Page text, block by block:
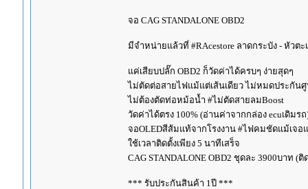
จอ CAG STANDALONE OBD2
มีจำหน่ายแล้วที่ #RAcestore ลาดกระบัง - หัวตะ
แค่เสียบปลั๊ก OBD2 ก็วัดค่าได้ครบๆ ง่ายสุดๆ
ไม่ตัดต่อสายไฟแม้แต่เส้นเดียว ไม่หมดประกัน
ไม่ต้องตัดท่อหม้อน้ำ #ไม่ตัดสายลมBoost
วัดค่าได้ตรง 100% (อ่านค่าจากกล่อง ecuเดิมรถ
จอOLEDสีส้มแท้จากโรงงาน #ไฟคมชัดแม้เจอ
ใช้เวลาติดตั้งเพียง 5 นาทีเสร็จ
CAG STANDALONE OBD2 ชุดละ 3900บาท (ติ
*** รับประกันสินค้า 1ปี ***